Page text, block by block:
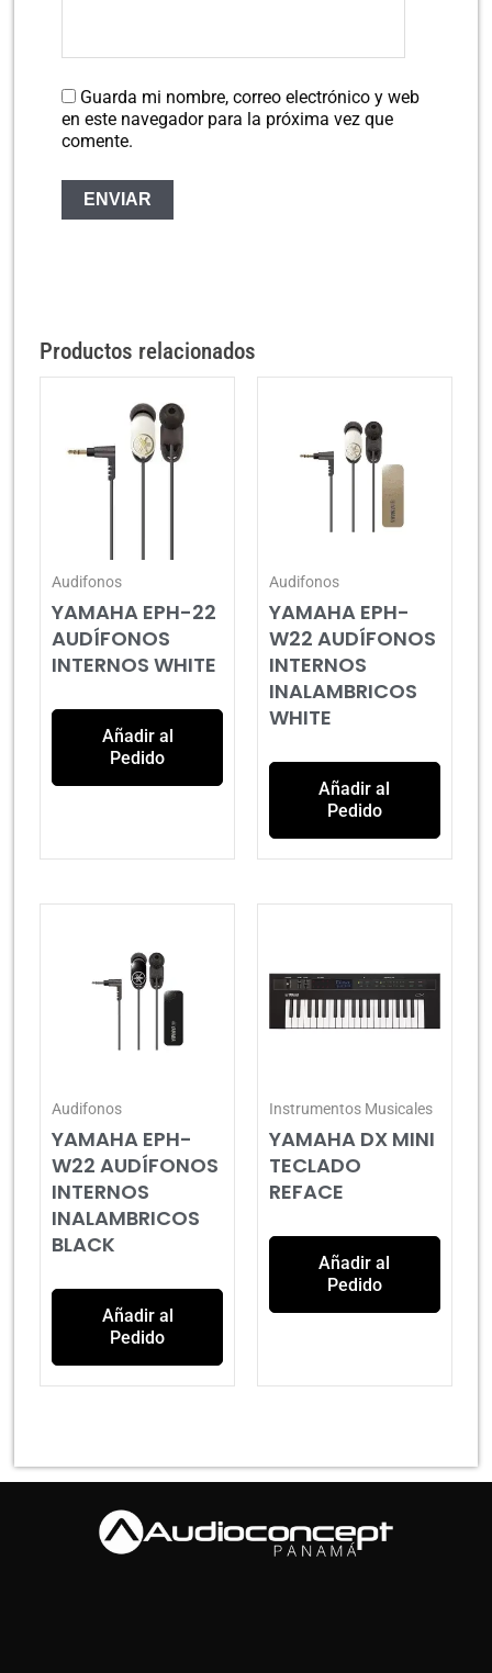
Guarda mi nombre, correo electrónico y web
en este navegador para la próxima vez que
comente.
Productos relacionados
Audifonos
YAMAHA EPH-22
AUDÍFONOS
INTERNOS WHITE
Añadir al
Pedido
Audifonos
YAMAHA EPH-
W22 AUDÍFONOS
INTERNOS
INALAMBRICOS
WHITE
Añadir al
Pedido
Audifonos
YAMAHA EPH-
W22 AUDÍFONOS
INTERNOS
INALAMBRICOS
BLACK
Añadir al
Pedido
Instrumentos Musicales
YAMAHA DX MINI
TECLADO
REFACE
Añadir al
Pedido